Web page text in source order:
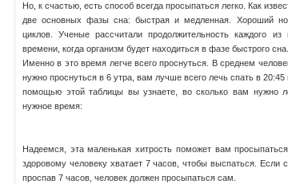
Но, к счастью, есть способ всегда просыпаться легко. Как
две основных фазы сна: быстрая и медленная.
Хороший
циклов.
Ученые рассчитали продолжительность каждого
времени, когда организм будет находиться в фазе быстрого сна.
Именно в это время легче всего проснуться. В среднем
нужно проснуться в 6 утра, вам лучше всего лечь спать в 20:45
помощью этой таблицы вы узнаете, во сколько вам нужно
нужное время:
Надеемся, эта маленькая хитрость поможет вам
здоровому человеку хватает 7 часов, чтобы выспаться. Если
проспав 7 часов, человек должен просыпаться сам.